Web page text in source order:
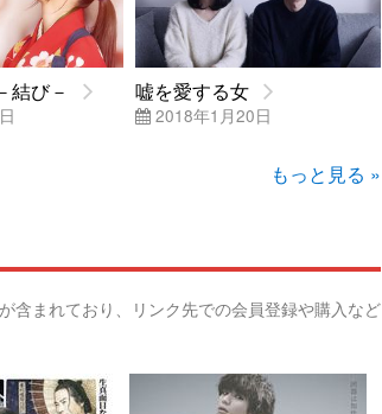
び－ 嘘を愛する女
2018年1月20日
もっと見る »
含まれており、リンク先での会員登録や購入など